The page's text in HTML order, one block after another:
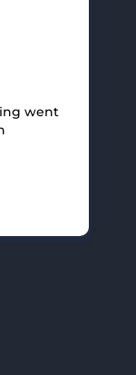
went